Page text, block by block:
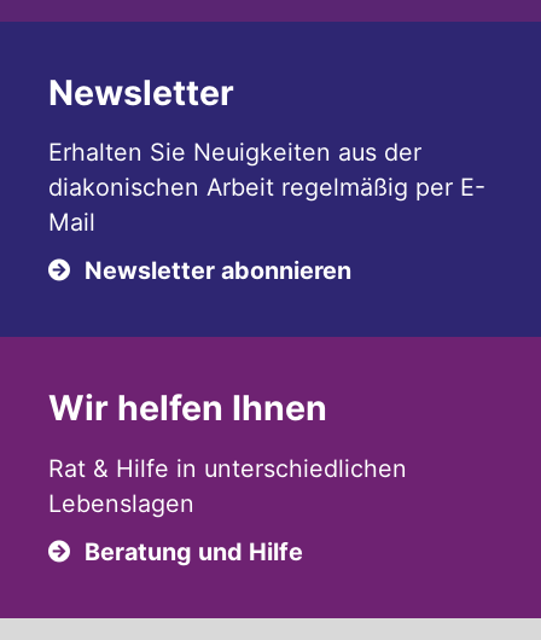
Newsletter
Erhalten Sie Neuigkeiten aus der
diakonischen Arbeit regelmäßig per E-
Mail
Newsletter abonnieren
Wir helfen Ihnen
Rat & Hilfe in unterschiedlichen
Lebenslagen
Beratung und Hilfe